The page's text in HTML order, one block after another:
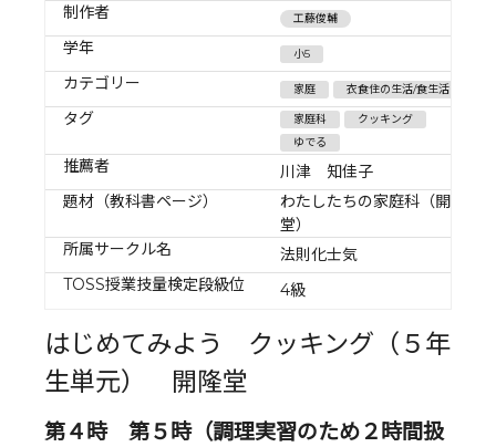
制作者
工藤俊輔
学年 小5
カテゴリー 家庭 衣食住の生活/食生活
タグ 家庭科
クッキング
ゆでる
推薦者
川津 知佳子
題材（教科書ページ）
わたしたちの家庭科（開隆
堂）
所属サークル名
法則化士気
TOSS授業技量検定段級位
4級
はじめてみよう クッキング（５年
生単元） 開隆堂
第４時 第５時（調理実習のため２時間扱